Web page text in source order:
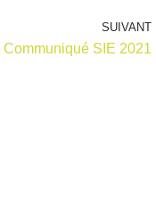
SUIVANT
Communiqué SIE 2021